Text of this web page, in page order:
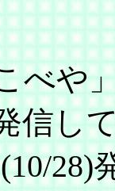
や
信し
28)